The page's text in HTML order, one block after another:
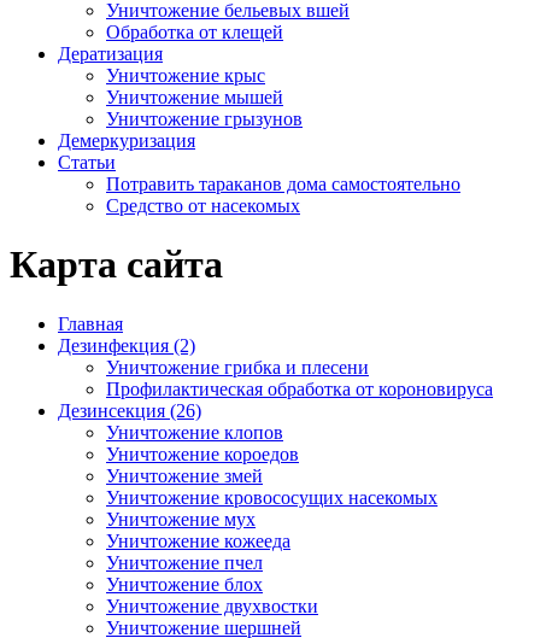
Уничтожение бельевых вшей
Обработка от клещей
Дератизация
Уничтожение крыс
Уничтожение мышей
Уничтожение грызунов
Демеркуризация
Статьи
Потравить тараканов дома самостоятельно
Средство от насекомых
Карта сайта
Главная
Дезинфекция (2)
Уничтожение грибка и плесени
Профилактическая обработка от короновируса
Дезинсекция (26)
Уничтожение клопов
Уничтожение короедов
Уничтожение змей
Уничтожение кровососущих насекомых
Уничтожение мух
Уничтожение кожееда
Уничтожение пчел
Уничтожение блох
Уничтожение двухвостки
Уничтожение шершней